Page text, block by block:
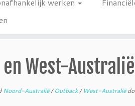
West-
Noord-Australië/Outback/ West-Australië